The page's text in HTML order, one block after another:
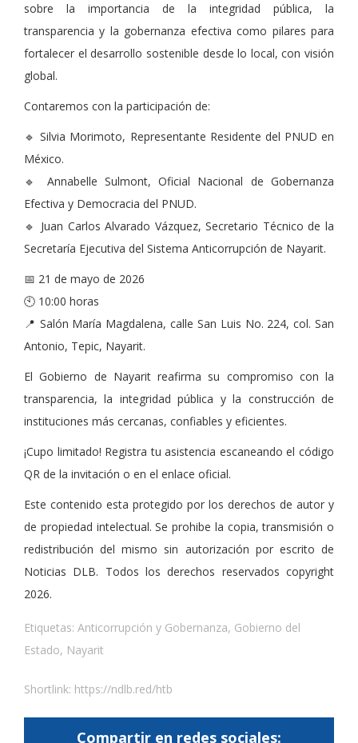
sobre la importancia de la integridad pública, la
transparencia y la gobernanza efectiva como pilares para
fortalecer el desarrollo sostenible desde lo local, con visión
global.
Contaremos con la participación de:
🔹 Silvia Morimoto, Representante Residente del PNUD en
México.
🔹 Annabelle Sulmont, Oficial Nacional de Gobernanza
Efectiva y Democracia del PNUD.
🔹 Juan Carlos Alvarado Vázquez, Secretario Técnico de la
Secretaría Ejecutiva del Sistema Anticorrupción de Nayarit.
📅 21 de mayo de 2026
🕙 10:00 horas
📍 Salón María Magdalena, calle San Luis No. 224, col. San
Antonio, Tepic, Nayarit.
El Gobierno de Nayarit reafirma su compromiso con la
transparencia, la integridad pública y la construcción de
instituciones más cercanas, confiables y eficientes.
¡Cupo limitado! Registra tu asistencia escaneando el código
QR de la invitación o en el enlace oficial.
Este contenido esta protegido por los derechos de autor y
de propiedad intelectual. Se prohibe la copia, transmisión o
redistribución del mismo sin autorización por escrito de
Noticias DLB. Todos los derechos reservados copyright
2026.
Etiquetas: Anticorrupción y Gobernanza, Gobierno del
Estado, Nayarit
Shortlink: https://ndlb.red/htb
Compartir en redes sociales: